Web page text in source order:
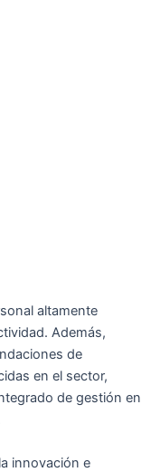
altamente
Además,
de
en el sector,
de gestión en
innovación e